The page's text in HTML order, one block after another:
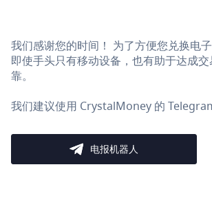
我们感谢您的时间！ 为了方便您兑换电
即使手头只有移动设备，也有助于达成
靠。
我们建议使用 CrystalMoney 的
电报机器人